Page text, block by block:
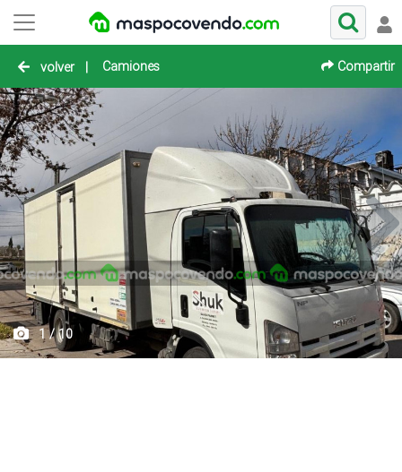
volver | Camiones Compartir
1 / 10